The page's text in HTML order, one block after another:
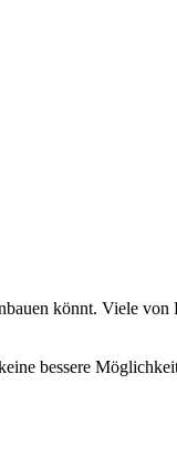
könnt. Viele
bessere